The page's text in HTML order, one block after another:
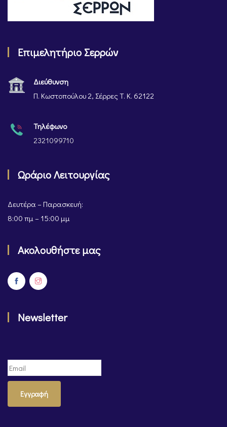
Επιμελητήριο Σερρών
Διεύθυνση
Π. Κωστοπούλου 2, Σέρρες Τ. Κ. 62122
Τηλέφωνο
2321099710
Ωράριο Λειτουργίας
Δευτέρα – Παρασκευή:
8:00 πμ – 15:00 μμ
Ακολουθήστε μας
Newsletter
Εγγραφή